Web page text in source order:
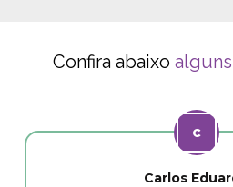
Confira abaixo
Carlos